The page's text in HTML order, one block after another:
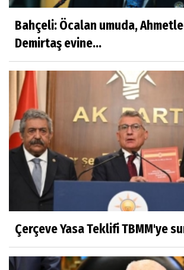
Bahçeli: Öcalan umuda,
Demirtaş evine...
Çerçeve Yasa Teklifi TBMM'ye